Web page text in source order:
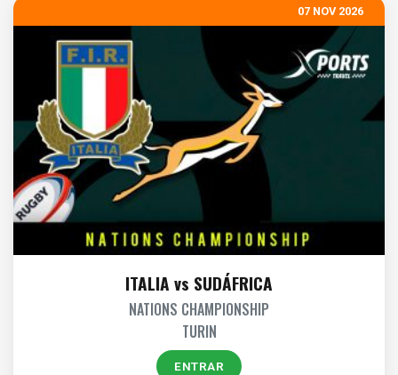
07 NOV 2026
ITALIA vs SUDÁFRICA
NATIONS CHAMPIONSHIP
TURIN
ENTRAR